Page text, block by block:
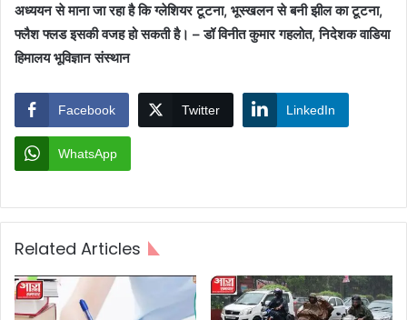
अध्ययन से माना जा रहा है कि ग्लेशियर टूटना, भूस्खलन से बनी झील का टूटना,
फ्लैश फ्लड इसकी वजह हो सकती है। – डॉ विनीत कुमार गहलोत, निदेशक वाडिया
हिमालय भूविज्ञान संस्थान
Facebook Twitter LinkedIn
WhatsApp
Related Articles